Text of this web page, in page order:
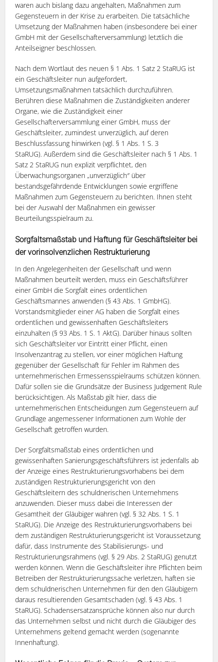
waren auch bislang dazu angehalten, Maßnahmen zum
Gegensteuern in der Krise zu erarbeiten. Die tatsächliche
Umsetzung der Maßnahmen haben (insbesondere bei einer
GmbH mit der Gesellschafterversammlung) letztlich die
Anteilseigner beschlossen.
Nach dem Wortlaut des neuen § 1 Abs. 1 Satz 2 StaRUG ist
ein Geschäftsleiter nun aufgefordert,
Umsetzungsmaßnahmen tatsächlich durchzuführen.
Berühren diese Maßnahmen die Zuständigkeiten anderer
Organe, wie die Zuständigkeit einer
Gesellschafterversammlung einer GmbH, muss der
Geschäftsleiter, zumindest unverzüglich, auf deren
Beschlussfassung hinwirken (vgl. § 1 Abs. 1 S. 3
StaRUG). Außerdem sind die Geschäftsleiter nach § 1 Abs. 1
Satz 2 StaRUG nun explizit verpflichtet, den
Überwachungsorganen „unverzüglich″ über
bestandsgefährdende Entwicklungen sowie ergriffene
Maßnahmen zum Gegensteuern zu berichten. Ihnen steht
bei der Auswahl der Maßnahmen ein gewisser
Beurteilungsspielraum zu.
Sorgfaltsmaßstab und Haftung für Geschäftsleiter bei
der vorinsolvenzlichen Restrukturierung
In den Angelegenheiten der Gesellschaft und wenn
Maßnahmen beurteilt werden, muss ein Geschäftsführer
einer GmbH die Sorgfalt eines ordentlichen
Geschäftsmannes anwenden (§ 43 Abs. 1 GmbHG).
Vorstandsmitglieder einer AG haben die Sorgfalt eines
ordentlichen und gewissenhaften Geschäftsleiters
einzuhalten (§ 93 Abs. 1 S. 1 AktG). Darüber hinaus sollten
sich Geschäftsleiter vor Eintritt einer Pflicht, einen
Insolvenzantrag zu stellen, vor einer möglichen Haftung
gegenüber der Gesellschaft für Fehler im Rahmen des
unternehmerischen Ermessensspielraums schützen können.
Dafür sollen sie die Grundsätze der Business Judgement Rule
berücksichtigen. Als Maßstab gilt hier, dass die
unternehmerischen Entscheidungen zum Gegensteuern auf
Grundlage angemessener Informationen zum Wohle der
Gesellschaft getroffen wurden.
Der Sorgfaltsmaßstab eines ordentlichen und
gewissenhaften Sanierungsgeschäftsführers ist jedenfalls ab
der Anzeige eines Restrukturierungsvorhabens bei dem
zuständigen Restrukturierungsgericht von den
Geschäftsleitern des schuldnerischen Unternehmens
anzuwenden. Dieser muss dabei die Interessen der
Gesamtheit der Gläubiger wahren (vgl. § 32 Abs. 1 S. 1
StaRUG). Die Anzeige des Restrukturierungsvorhabens bei
dem zuständigen Restrukturierungsgericht ist Voraussetzung
dafür, dass Instrumente des Stabilisierungs- und
Restrukturierungsrahmens (vgl. § 29 Abs. 2 StaRUG) genutzt
werden können. Wenn die Geschäftsleiter ihre Pflichten beim
Betreiben der Restrukturierungssache verletzen, haften sie
dem schuldnerischen Unternehmen für den den Gläubigern
daraus resultierenden Gesamtschaden (vgl. § 43 Abs. 1
StaRUG). Schadensersatzansprüche können also nur durch
das Unternehmen selbst und nicht durch die Gläubiger des
Unternehmens geltend gemacht werden (sogenannte
Innenhaftung).